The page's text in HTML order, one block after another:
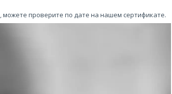
, можете проверите по дате на нашем сертификате.